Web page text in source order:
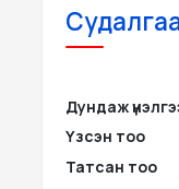
Дундаж
Үзсэн тоо
Татсан тоо